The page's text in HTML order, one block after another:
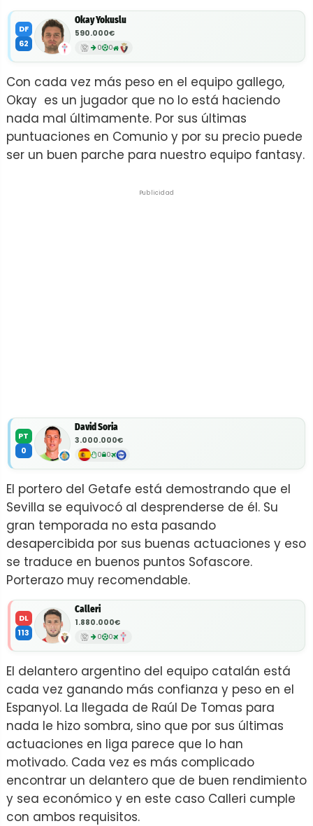
DF
62
Okay Yokuslu
590.000€
0 0
Con cada vez más peso en el equipo gallego,
Okay es un jugador que no lo está haciendo
nada mal últimamente. Por sus últimas
puntuaciones en Comunio y por su precio puede
ser un buen parche para nuestro equipo fantasy.
Publicidad
PT
0
David Soria
3.000.000€
0 0
El portero del Getafe está demostrando que el
Sevilla se equivocó al desprenderse de él. Su
gran temporada no esta pasando
desapercibida por sus buenas actuaciones y eso
se traduce en buenos puntos Sofascore.
Porterazo muy recomendable.
DL
113
Calleri
1.880.000€
0 0
El delantero argentino del equipo catalán está
cada vez ganando más confianza y peso en el
Espanyol. La llegada de Raúl De Tomas para
nada le hizo sombra, sino que por sus últimas
actuaciones en liga parece que lo han
motivado. Cada vez es más complicado
encontrar un delantero que de buen rendimiento
y sea económico y en este caso Calleri cumple
con ambos requisitos.